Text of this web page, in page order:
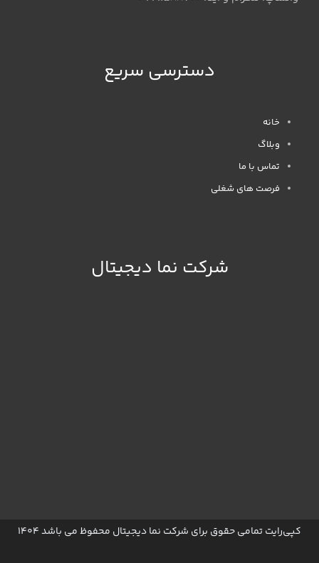
دسترسی سریع
خانه
وبلاگ
تماس با ما
فرصت های شغلی
شرکت نما دیجیتال
کپی‌رایت تمامی حقوق برای شرکت نما دیجیتال محفوظ می باشد 1404